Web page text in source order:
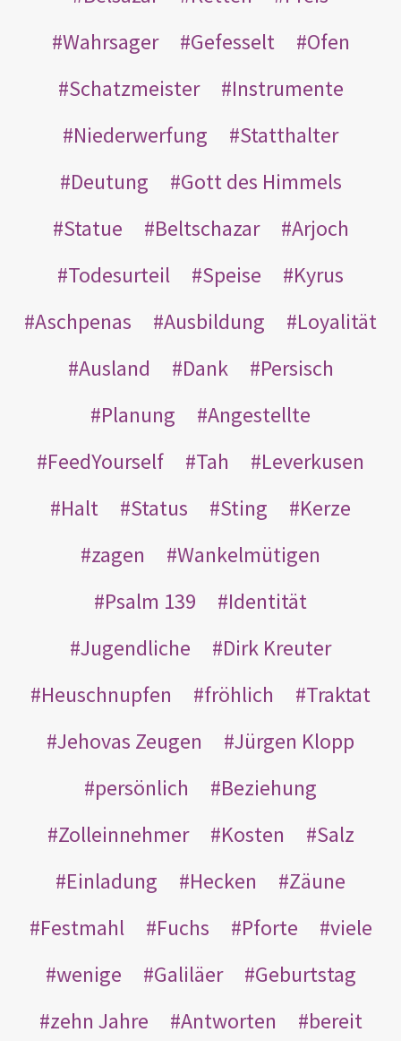
Wahrsager
Gefesselt
Ofen
Schatzmeister
Instrumente
Niederwerfung
Statthalter
Deutung
Gott des Himmels
Statue
Beltschazar
Arjoch
Todesurteil
Speise
Kyrus
Aschpenas
Ausbildung
Loyalität
Ausland
Dank
Persisch
Planung
Angestellte
FeedYourself
Tah
Leverkusen
Halt
Status Sting
Kerze
zagen
Wankelmütigen
Psalm 139
Identität
Jugendliche
Dirk Kreuter
Heuschnupfen
fröhlich
Traktat
Jehovas Zeugen
Jürgen Klopp
persönlich
Beziehung
Zolleinnehmer
Kosten
Salz
Einladung
Hecken
Zäune
Festmahl
Fuchs Pforte
viele
wenige
Galiläer
Geburtstag
zehn Jahre
Antworten bereit